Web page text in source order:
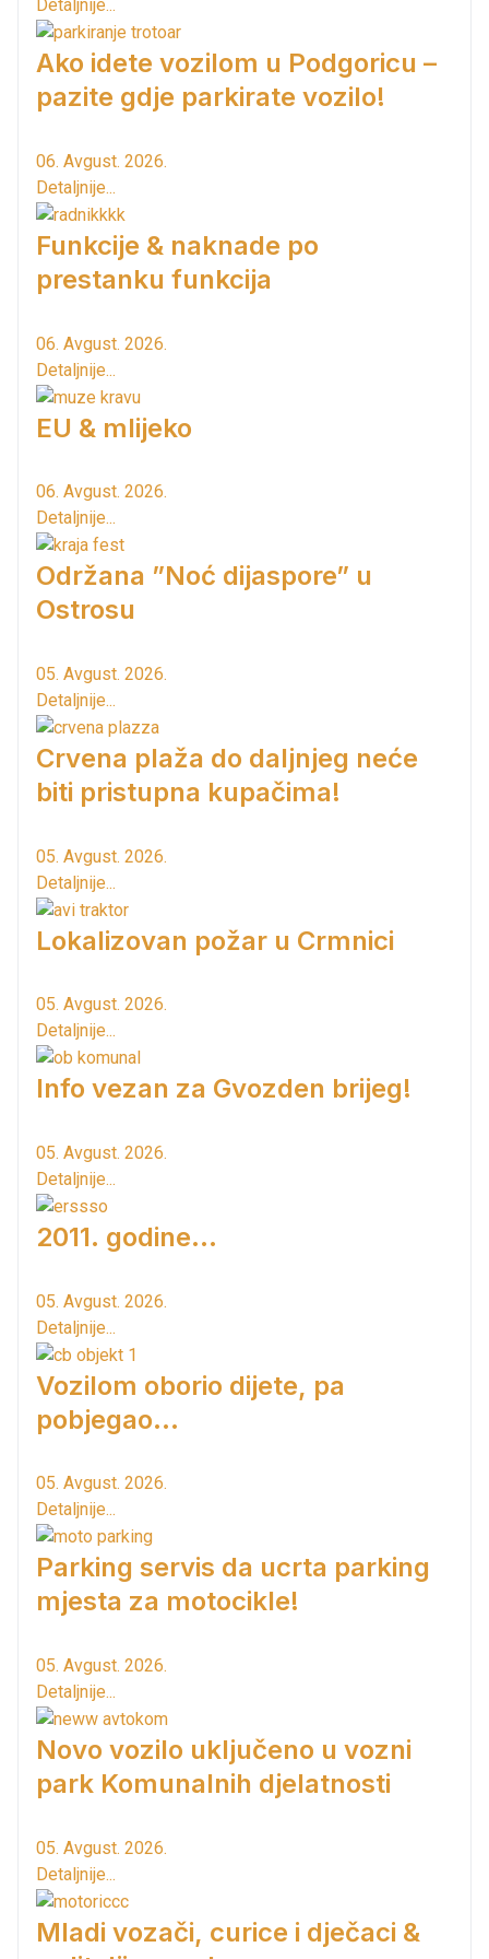
Detaljnije...
Ako idete vozilom u Podgoricu –
pazite gdje parkirate vozilo!
06. Avgust. 2026.
Detaljnije...
Funkcije & naknade po
prestanku funkcija
06. Avgust. 2026.
Detaljnije...
EU & mlijeko
06. Avgust. 2026.
Detaljnije...
Održana ”Noć dijaspore” u
Ostrosu
05. Avgust. 2026.
Detaljnije...
Crvena plaža do daljnjeg neće
biti pristupna kupačima!
05. Avgust. 2026.
Detaljnije...
Lokalizovan požar u Crmnici
05. Avgust. 2026.
Detaljnije...
Info vezan za Gvozden brijeg!
05. Avgust. 2026.
Detaljnije...
2011. godine...
05. Avgust. 2026.
Detaljnije...
Vozilom oborio dijete, pa
pobjegao...
05. Avgust. 2026.
Detaljnije...
Parking servis da ucrta parking
mjesta za motocikle!
05. Avgust. 2026.
Detaljnije...
Novo vozilo uključeno u vozni
park Komunalnih djelatnosti
05. Avgust. 2026.
Detaljnije...
Mladi vozači, curice i dječaci &